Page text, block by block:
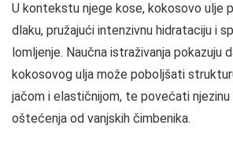
U kontekstu njege kose, kokosovo ulje
dlaku, pružajući intenzivnu hidrataciju i
lomljenje. Naučna istraživanja pokazuju
kokosovog ulja može poboljšati
jačom i elastičnijom, te povećati
oštećenja od vanjskih čimbenika.